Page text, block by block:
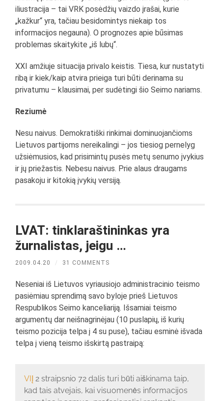
iliustracija – tai VRK posėdžių vaizdo įrašai, kurie
„kažkur“ yra, tačiau besidomintys niekaip tos
informacijos negauna). O prognozes apie būsimas
problemas skaitykite „iš lubų“.
XXI amžiuje situacija privalo keistis. Tiesa, kur nustatyti
ribą ir kiek/kaip atvira prieiga turi būti derinama su
privatumu – klausimai, per sudėtingi šio Seimo nariams.
Reziumė
Nesu naivus. Demokratiški rinkimai dominuojančioms
Lietuvos partijoms nereikalingi – jos tiesiog pernelyg
užsiėmusios, kad prisimintų pusės metų senumo įvykius
ir jų priežastis. Nebesu naivus. Prie alaus draugams
pasakoju ir kitokią įvykių versiją.
LVAT: tinklaraštininkas yra
žurnalistas, jeigu …
2009.04.20 / 31 COMMENTS
Neseniai iš Lietuvos vyriausiojo administracinio teismo
pasiėmiau sprendimą savo byloje prieš Lietuvos
Respublikos Seimo kanceliariją. Išsamiai teismo
argumentų dar neišnagrinėjau (10 puslapių, iš kurių
teismo pozicija telpa į 4 su puse), tačiau esminė išvada
telpa į vieną teismo išskirtą pastraipą:
VIĮ 2 straipsnio 72 dalis turi būti aiškinama taip,
kad tais atvejais, kai visuomenės informacijos